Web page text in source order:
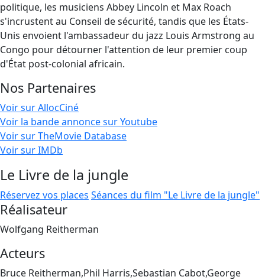
politique, les musiciens Abbey Lincoln et Max Roach
s'incrustent au Conseil de sécurité, tandis que les États-
Unis envoient l'ambassadeur du jazz Louis Armstrong au
Congo pour détourner l'attention de leur premier coup
d'État post-colonial africain.
Nos Partenaires
Voir sur AllocCiné
Voir la bande annonce sur Youtube
Voir sur TheMovie Database
Voir sur IMDb
Le Livre de la jungle
Réservez vos places Séances du film "Le Livre de la jungle"
Réalisateur
Wolfgang Reitherman
Acteurs
Bruce Reitherman,Phil Harris,Sebastian Cabot,George